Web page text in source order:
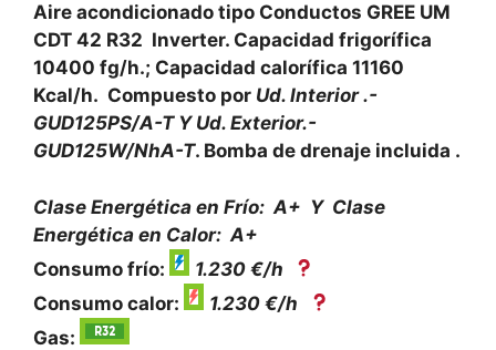
Aire acondicionado tipo Conductos GREE UM
CDT 42 R32 Inverter. Capacidad frigorífica
10400 fg/h.; Capacidad calorífica 11160
Kcal/h. Compuesto por Ud. Interior .-
GUD125PS/A-T Y Ud. Exterior.-
GUD125W/NhA-T. Bomba de drenaje incluida .
Clase Energética en Frío: A+ Y Clase
Energética en Calor: A+
Consumo frío:
1.230 €/h
Consumo calor:
1.230 €/h
Gas: